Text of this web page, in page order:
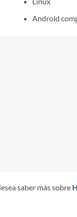
Android
saber más sobre